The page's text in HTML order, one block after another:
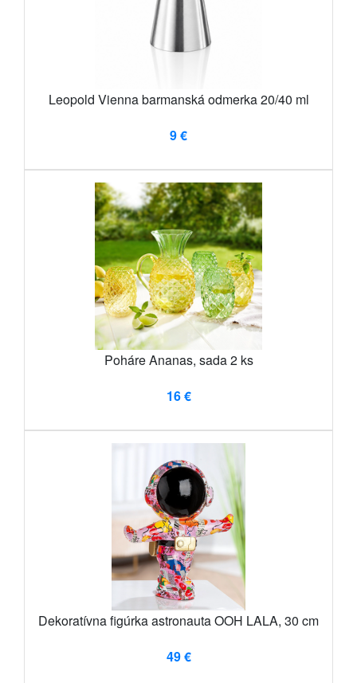
Leopold Vienna barmanská odmerka 20/40 ml
9 €
Poháre Ananas, sada 2 ks
16 €
Dekoratívna figúrka astronauta OOH LALA, 30 cm
49 €